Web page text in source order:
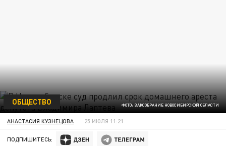
ФОТО: ЗАКСОБРАНИЕ НОВОСИБИРСКОЙ ОБЛАСТИ
ОБЩЕСТВО
АНАСТАСИЯ КУЗНЕЦОВА 25 ИЮЛЯ 11:21
ПОДПИШИТЕСЬ: